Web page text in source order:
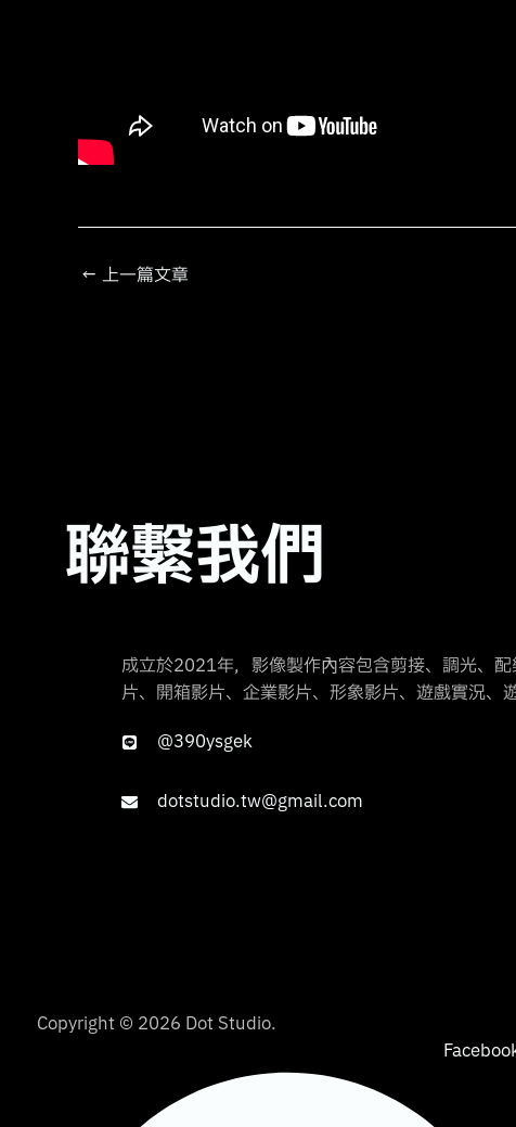
← 上一篇文章
聯繫我們
成立於2021年，影像製作內容包含剪接、調光、
片、開箱影片、企業影片、形象影片、遊戲實況、
@390ysgek
dotstudio.tw@gmail.com
Copyright © 2026 Dot Studio.